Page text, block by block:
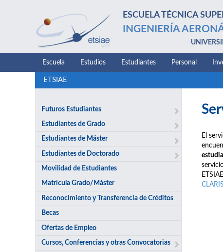
ESCUELA TÉCNICA
INGENIERÍA
Escuela Estudios Estudiantes Personal
ETSIAE
Futuros Estudiantes
Estudiantes de Grado
Estudiantes de Máster
Estudiantes de Doctorado
Movilidad de Estudiantes
Matrícula Grado/Máster
Reconocimiento y Transferencia de Créditos
Becas
Ofertas de Empleo
Cursos, Conferencias y otras Convocatorias
El
CLARIS